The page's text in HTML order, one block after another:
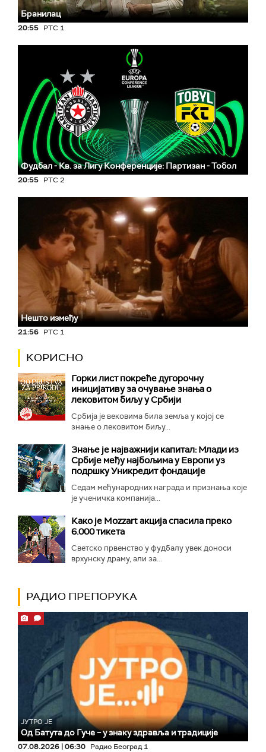
Бранилац
20:55 РТС 1
Фудбал - Кв. за Лигу Конференције: Партизан - Тобол
20:55 РТС 2
Нешто између
21:56 РТС 1
КОРИСНО
Горки лист покреће дугорочну
иницијативу за очување знања о
лековитом биљу у Србији
Србија је вековима била земља у којој се
знање о лековитом биљу...
Знање је најважнији капитал: Млади из
Србије међу најбољима у Европи уз
подршку Уникредит фондације
Седам међународних награда и признања које
је ученичка компанија...
Како је Mozzart акција спасила преко
6.000 тикета
Светско првенство у фудбалу увек доноси
врхунску драму, али за...
РАДИО ПРЕПОРУКА
ЈУТРО ЈЕ
Од Батута до Гуче – у знаку здравља и традиције
07.08.2026 | 06:30 Радио Београд 1